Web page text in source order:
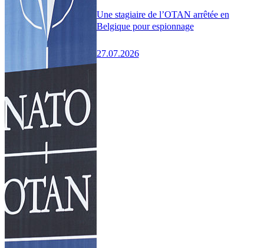
Une stagiaire de l’OTAN arrêtée en
Belgique pour espionnage
27.07.2026